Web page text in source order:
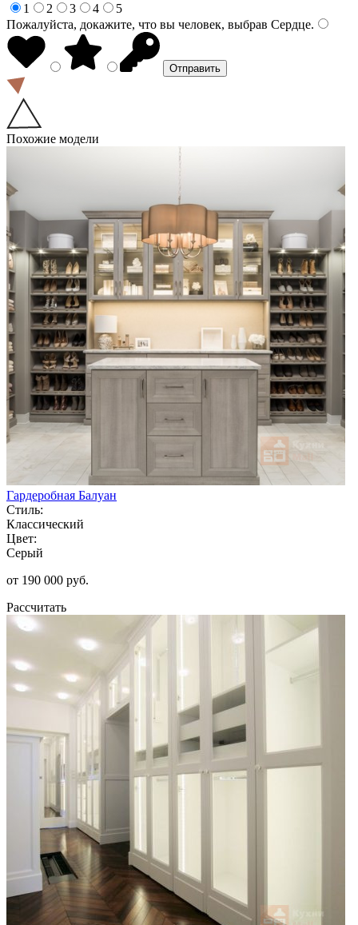
1
2 3 4
5
Пожалуйста, докажите, что вы человек, выбрав Сердце.
Похожие модели
Гардеробная Балуан
Стиль:
Классический
Цвет:
Серый
от 190 000 руб.
Рассчитать